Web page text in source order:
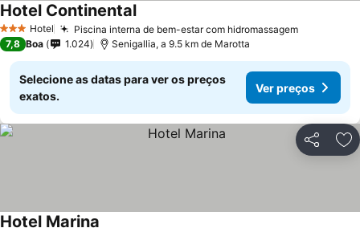
3 EstrelasHotel Piscina interna de bem-estar com hidromassagemVer
Hotel ContinentalVer preços
7,8 Boa 1.024 Senigallia, a 9.5 km de Marotta
Selecione as datas para ver os preços
exatos.
Ver preços
Partilhar
Hotel Marina